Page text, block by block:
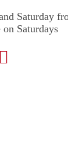
Saturday
Saturdays